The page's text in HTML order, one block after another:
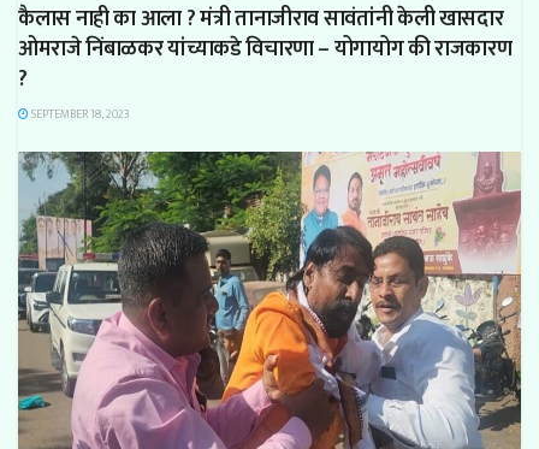
कैलास नाही का आला ? मंत्री तानाजीराव सावंतांनी केली खासदार
ओमराजे निंबाळकर यांच्याकडे विचारणा – योगायोग की राजकारण
?
SEPTEMBER 18, 2023